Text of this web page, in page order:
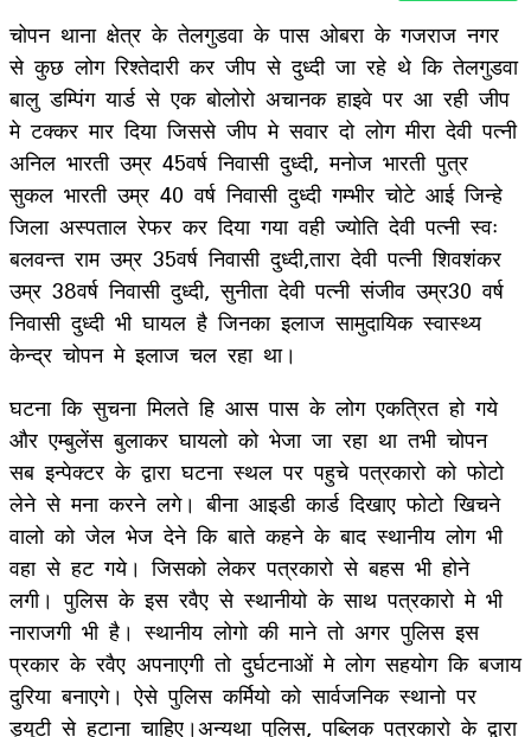
चोपन थाना क्षेत्र के तेलगुडवा के पास ओबरा के गजराज नगर
से कुछ लोग रिश्तेदारी कर जीप से दुध्दी जा रहे थे कि तेलगुडवा
बालु डम्पिंग यार्ड से एक बोलोरो अचानक हाइवे पर आ रही जीप‌
मे टक्कर मार दिया जिससे जीप मे सवार दो लोग मीरा देवी पत्नी
अनिल भारती उम्र 45वर्ष निवासी दुध्दी, मनोज भारती पुत्र
सुकल भारती उम्र 40 वर्ष निवासी दुध्दी गम्भीर चोटे आई जिन्हे
जिला अस्पताल रेफर कर दिया गया वही ज्योति देवी पत्नी स्वः
बलवन्त राम उम्र 35वर्ष निवासी दुध्दी,तारा देवी पत्नी शिवशंकर
उम्र 38वर्ष निवासी दुध्दी, सुनीता देवी पत्नी संजीव उम्र30 वर्ष
निवासी दुध्दी भी घायल है जिनका इलाज सामुदायिक स्वास्थ्य
केन्द्र चोपन मे इलाज चल रहा था।
घटना कि सुचना मिलते हि आस पास के लोग एकत्रित हो गये
और एम्बुलेंस बुलाकर घायलो को भेजा जा रहा था तभी चोपन
सब इन्पेक्टर के द्वारा घटना स्थल पर पहुचे पत्रकारो को फोटो
लेने से मना करने लगे। बीना आइडी कार्ड दिखाए फोटो खिचने
वालो को जेल भेज देने कि बाते कहने के बाद स्थानीय लोग भी
वहा से हट गये। जिसको लेकर पत्रकारो से बहस भी होने
लगी। पुलिस के इस रवैए से स्थानीयो के साथ पत्रकारो मे भी
नाराजगी भी है। स्थानीय लोगो की माने तो अगर पुलिस इस
प्रकार के रवैए अपनाएगी तो दुर्घटनाओं मे लोग सहयोग कि बजाय
दुरिया बनाएगे। ऐसे पुलिस कर्मियो को सार्वजनिक स्थानो पर
ड्युटी से हटाना चाहिए।अन्यथा पुलिस, पब्लिक पत्रकारो के द्वारा